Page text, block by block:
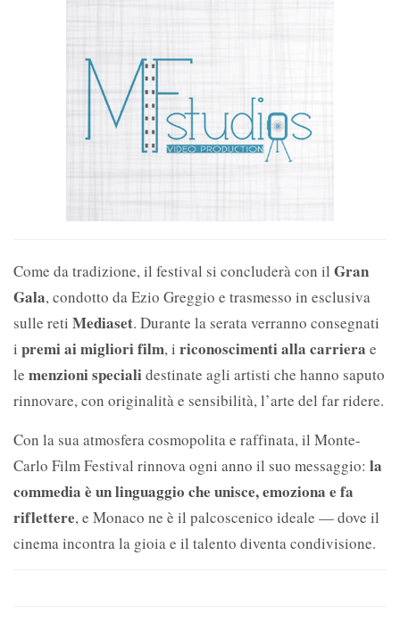
Come da tradizione, il festival si concluderà con il Gran
Gala, condotto da Ezio Greggio e trasmesso in esclusiva
sulle reti Mediaset. Durante la serata verranno consegnati
i premi ai migliori film, i riconoscimenti alla carriera e
le menzioni specialidestinate agli artisti che hanno saputo
rinnovare, con originalità e sensibilità, l’arte del far ridere.
Con la sua atmosfera cosmopolita e raffinata, il Monte-
Carlo Film Festival rinnova ogni anno il suo messaggio: la
commedia è un linguaggio che unisce, emoziona e fa
riflettere, e Monaco ne è il palcoscenico ideale — dove il
cinema incontra la gioia e il talento diventa condivisione.